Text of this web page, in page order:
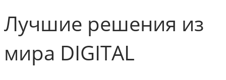
Лучшие решения из
мира DIGITAL